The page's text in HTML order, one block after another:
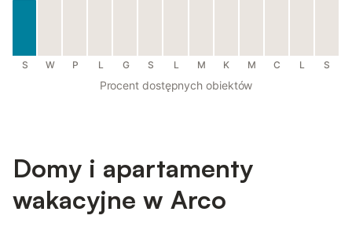
S W P L G S L M K M C L S
Procent dostępnych obiektów
Domy i apartamenty
wakacyjne w Arco